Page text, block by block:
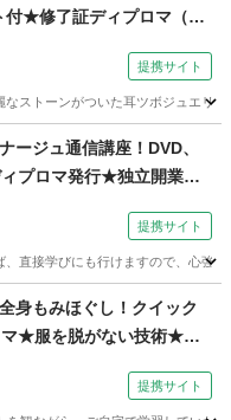
★修了証ディプロマ（コ
提携サイト
ストーンがついた耳ツボジュエリ
ジュ通信講座！DVD、
プロマ発行★独立開業、
提携サイト
直接学びにも行けますので、心強
身もみほぐし！クイック
★服を脱がない技術★全
提携サイト